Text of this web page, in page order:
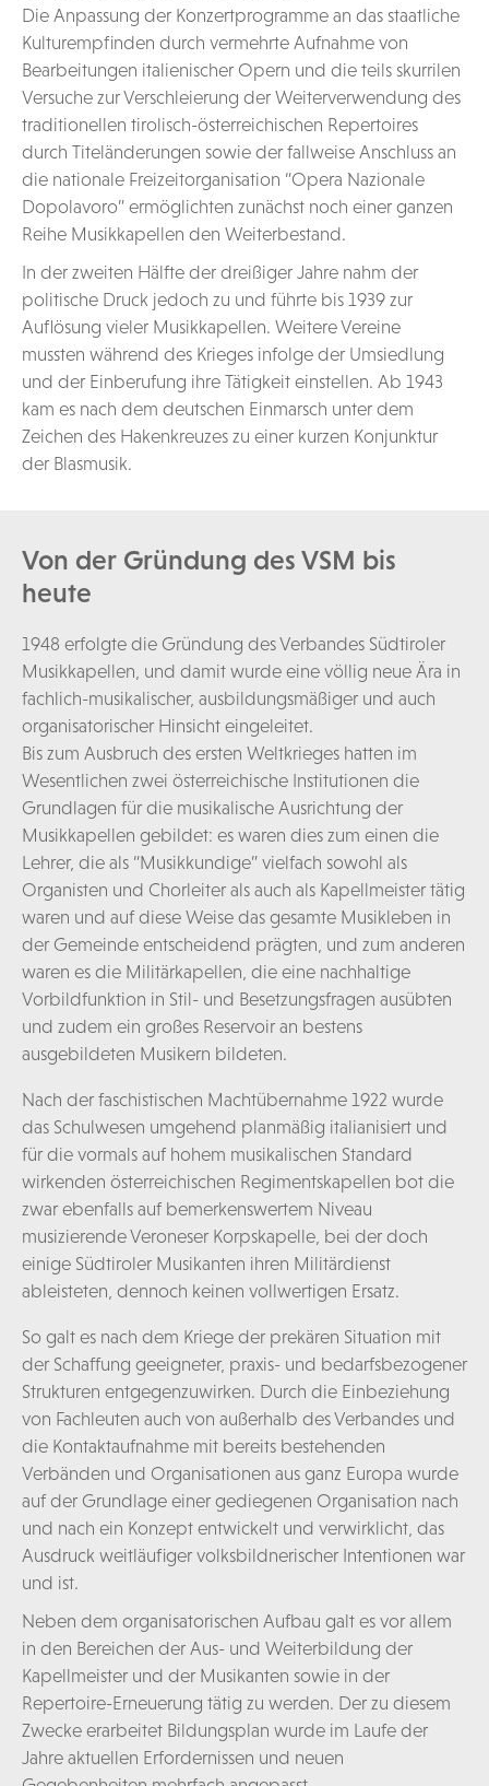
Die Anpassung der Konzertprogramme an das staatliche
Kulturempfinden durch vermehrte Aufnahme von
Bearbeitungen italienischer Opern und die teils skurrilen
Versuche zur Verschleierung der Weiterverwendung des
traditionellen tirolisch-österreichischen Repertoires
durch Titeländerungen sowie der fallweise Anschluss an
die nationale Freizeitorganisation “Opera Nazionale
Dopolavoro” ermöglichten zunächst noch einer ganzen
Reihe Musikkapellen den Weiterbestand.
In der zweiten Hälfte der dreißiger Jahre nahm der
politische Druck jedoch zu und führte bis 1939 zur
Auflösung vieler Musikkapellen. Weitere Vereine
mussten während des Krieges infolge der Umsiedlung
und der Einberufung ihre Tätigkeit einstellen. Ab 1943
kam es nach dem deutschen Einmarsch unter dem
Zeichen des Hakenkreuzes zu einer kurzen Konjunktur
der Blasmusik.
Von der Gründung des VSM bis
heute
1948 erfolgte die Gründung des Verbandes Südtiroler
Musikkapellen, und damit wurde eine völlig neue Ära in
fachlich-musikalischer, ausbildungsmäßiger und auch
organisatorischer Hinsicht eingeleitet.
Bis zum Ausbruch des ersten Weltkrieges hatten im
Wesentlichen zwei österreichische Institutionen die
Grundlagen für die musikalische Ausrichtung der
Musikkapellen gebildet: es waren dies zum einen die
Lehrer, die als “Musikkundige” vielfach sowohl als
Organisten und Chorleiter als auch als Kapellmeister tätig
waren und auf diese Weise das gesamte Musikleben in
der Gemeinde entscheidend prägten, und zum anderen
waren es die Militärkapellen, die eine nachhaltige
Vorbildfunktion in Stil- und Besetzungsfragen ausübten
und zudem ein großes Reservoir an bestens
ausgebildeten Musikern bildeten.
Nach der faschistischen Machtübernahme 1922 wurde
das Schulwesen umgehend planmäßig italianisiert und
für die vormals auf hohem musikalischen Standard
wirkenden österreichischen Regimentskapellen bot die
zwar ebenfalls auf bemerkenswertem Niveau
musizierende Veroneser Korpskapelle, bei der doch
einige Südtiroler Musikanten ihren Militärdienst
ableisteten, dennoch keinen vollwertigen Ersatz.
So galt es nach dem Kriege der prekären Situation mit
der Schaffung geeigneter, praxis- und bedarfsbezogener
Strukturen entgegenzuwirken. Durch die Einbeziehung
von Fachleuten auch von außerhalb des Verbandes und
die Kontaktaufnahme mit bereits bestehenden
Verbänden und Organisationen aus ganz Europa wurde
auf der Grundlage einer gediegenen Organisation nach
und nach ein Konzept entwickelt und verwirklicht, das
Ausdruck weitläufiger volksbildnerischer Intentionen war
und ist.
Neben dem organisatorischen Aufbau galt es vor allem
in den Bereichen der Aus- und Weiterbildung der
Kapellmeister und der Musikanten sowie in der
Repertoire-Erneuerung tätig zu werden. Der zu diesem
Zwecke erarbeitet Bildungsplan wurde im Laufe der
Jahre aktuellen Erfordernissen und neuen